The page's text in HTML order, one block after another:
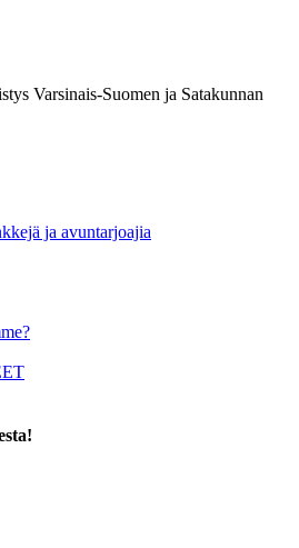
Varsinais-Suomen ja Satakunnan
ja avuntarjoajia